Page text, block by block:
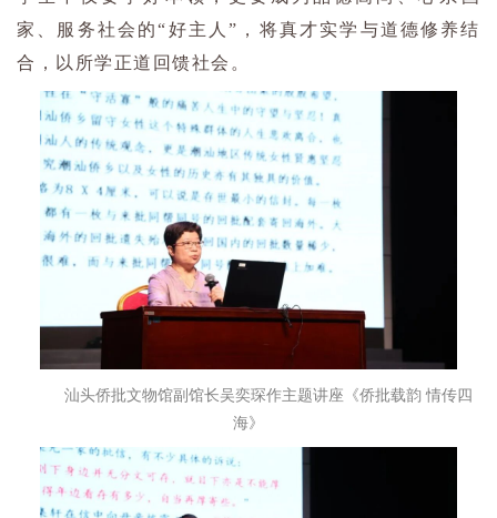
家、服务社会的“好主人”，将真才实学与道德修养结
合，以所学正道回馈社会。
汕头侨批文物馆副馆长吴奕琛作主题讲座《侨批载韵 情传四
海》